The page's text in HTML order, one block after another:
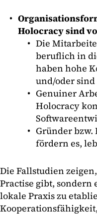
Holocracy sind
Die
beruflich in
haben hohe
und/oder
Genuiner
Holocracy
Gründer bzw.
fördern es,
Die Fallstudien
Practise gibt, sondern
lokale Praxis zu